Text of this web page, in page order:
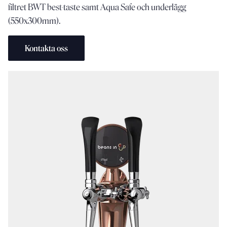
filtretBWTbest-tastesamtAquaSafeochunderlägg
(550x300mm).
Kontakta oss